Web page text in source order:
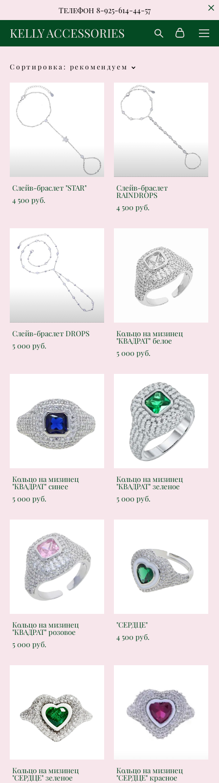
Телефон 8-925-614-44-57
KELLY ACCESSORIES
Сортировка: рекомендуем
Слейв-браслет "STAR"
4 500 pуб.
Слейв-браслет
RAINDROPS
4 500 pуб.
Слейв-браслет DROPS
5 000 pуб.
Кольцо на мизинец
"КВАДРАТ" белое
5 000 pуб.
Кольцо на мизинец
"КВАДРАТ" синее
5 000 pуб.
Кольцо на мизинец
"КВАДРАТ" зеленое
5 000 pуб.
Кольцо на мизинец
"КВАДРАТ" розовое
5 000 pуб.
"СЕРДЦЕ"
4 500 pуб.
Кольцо на мизинец
"СЕРДЦЕ" зеленое
Кольцо на мизинец
"СЕРДЦЕ" красное